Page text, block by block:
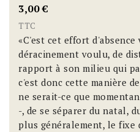
3,00 €
TTC
«C'est cet effort
déracinement voulu, de
rapport à son milieu qui
c'est donc cette manière
ne serait-ce que
-, de se séparer du natal,
plus généralement, le fixe